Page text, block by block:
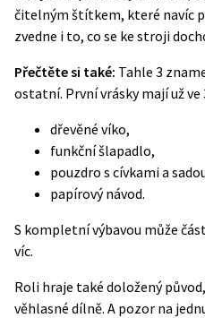
čitelným štítkem, které navíc
zvedne i to, co se ke stroji
Přečtěte si také: Tahle 3
ostatní. První vrásky mají už ve
dřevěné víko,
funkční šlapadlo,
pouzdro s cívkami a
papírový návod.
S kompletní výbavou může
víc.
Roli hraje také doložený
věhlasné dílně. A pozor na